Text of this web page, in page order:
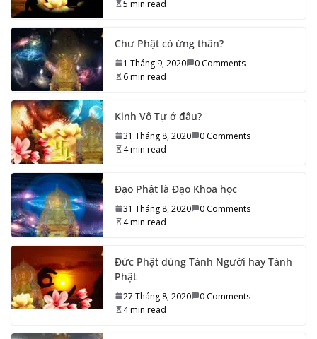
5 min read
Chư Phật có ứng thân?
1 Tháng 9, 2020
0 Comments
6 min read
Kinh Vô Tự ở đâu?
31 Tháng 8, 2020
0 Comments
4 min read
Đạo Phật là Đạo Khoa học
31 Tháng 8, 2020
0 Comments
4 min read
Đức Phật dùng Tánh Người hay Tánh
Phật
27 Tháng 8, 2020
0 Comments
4 min read